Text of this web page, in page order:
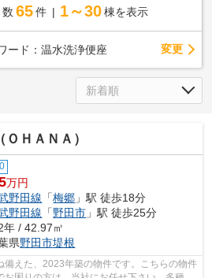
数 65 件 1～30 棟を表示
ード：温水洗浄便座 変更
ＯＨＡＮＡ）
万円
野田線 「梅郷 」駅 徒歩18分
野田線 「野田市 」駅 徒歩25分
年 / 42.97㎡
県野田市堤根
備えた、2023年築の物件です。こちらの物件